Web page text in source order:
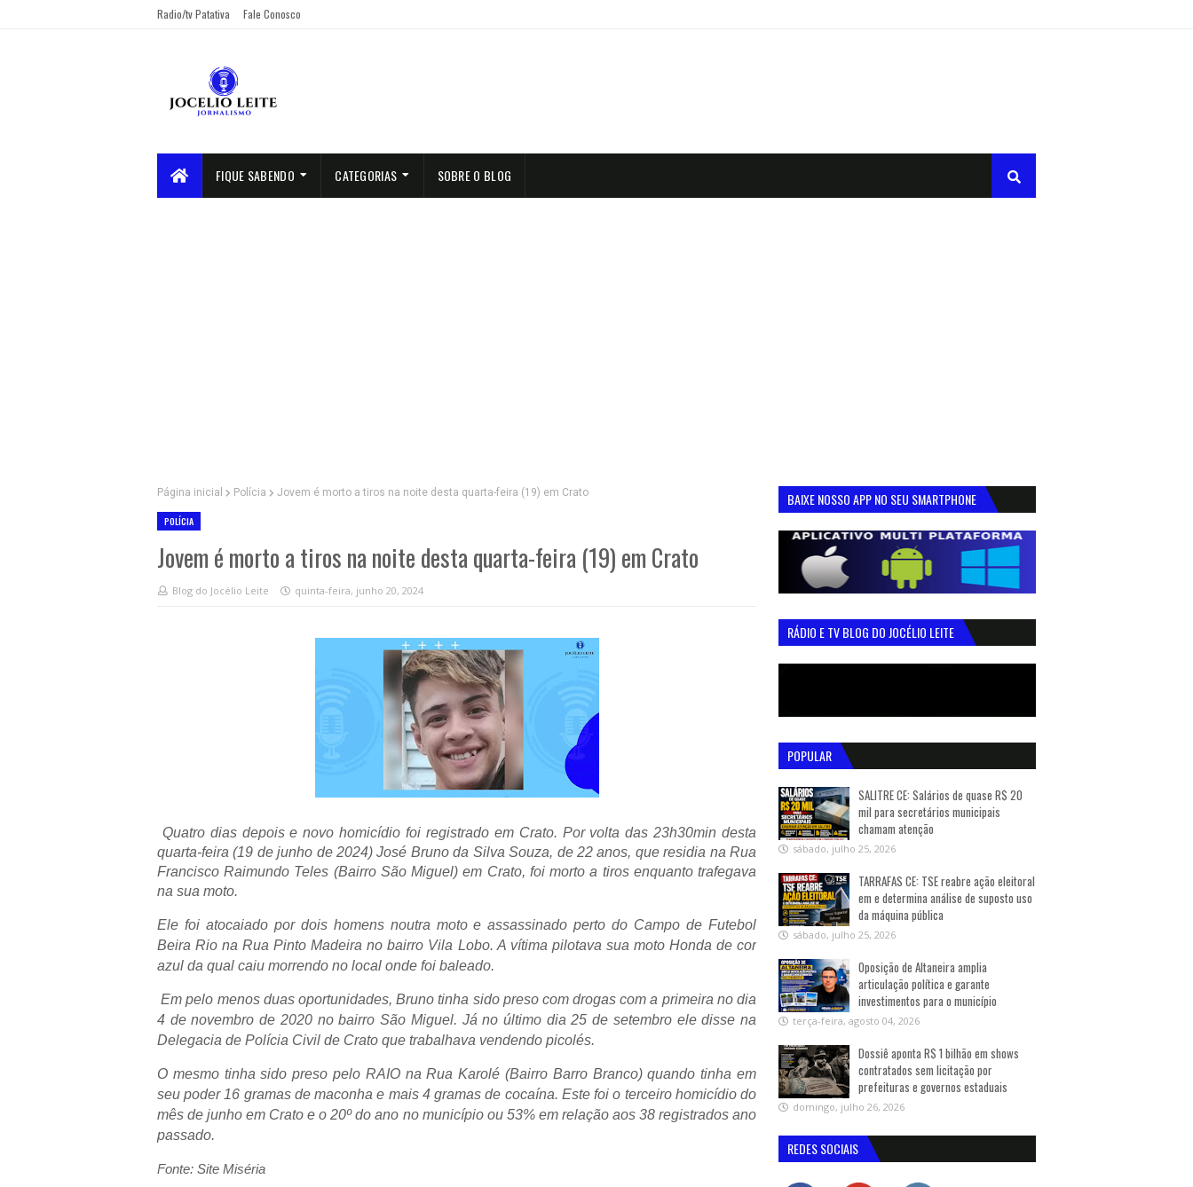
Radio/tv Patativa Fale Conosco
FIQUE SABENDO CATEGORIAS SOBRE O BLOG
Página inicial Polícia Jovem é morto a tiros na noite desta quarta-feira (19) em Crato
POLÍCIA
Jovem é morto a tiros na noite desta quarta-feira (19) em Crato
Blog do Jocélio Leite quinta-feira, junho 20, 2024
Quatro dias depois e novo homicídio foi registrado em Crato. Por volta das 23h30min desta
quarta-feira (19 de junho de 2024) José Bruno da Silva Souza, de 22 anos, que residia na Rua
Francisco Raimundo Teles (Bairro São Miguel) em Crato, foi morto a tiros enquanto trafegava
na sua moto.
Ele foi atocaiado por dois homens noutra moto e assassinado perto do Campo de Futebol
Beira Rio na Rua Pinto Madeira no bairro Vila Lobo. A vítima pilotava sua moto Honda de cor
azul da qual caiu morrendo no local onde foi baleado.
Em pelo menos duas oportunidades, Bruno tinha sido preso com drogas com a primeira no dia
4 de novembro de 2020 no bairro São Miguel. Já no último dia 25 de setembro ele disse na
Delegacia de Polícia Civil de Crato que trabalhava vendendo picolés.
O mesmo tinha sido preso pelo RAIO na Rua Karolé (Bairro Barro Branco) quando tinha em
seu poder 16 gramas de maconha e mais 4 gramas de cocaína. Este foi o terceiro homicídio do
mês de junho em Crato e o 20º do ano no município ou 53% em relação aos 38 registrados ano
passado.
Fonte: Site Miséria
BAIXE NOSSO APP NO SEU SMARTPHONE
RÁDIO E TV BLOG DO JOCÉLIO LEITE
POPULAR
SALITRE CE: Salários de quase R$ 20
mil para secretários municipais
chamam atenção
sábado, julho 25, 2026
TARRAFAS CE: TSE reabre ação eleitoral
em e determina análise de suposto uso
da máquina pública
sábado, julho 25, 2026
Oposição de Altaneira amplia
articulação política e garante
investimentos para o município
terça-feira, agosto 04, 2026
Dossiê aponta R$ 1 bilhão em shows
contratados sem licitação por
prefeituras e governos estaduais
domingo, julho 26, 2026
REDES SOCIAIS